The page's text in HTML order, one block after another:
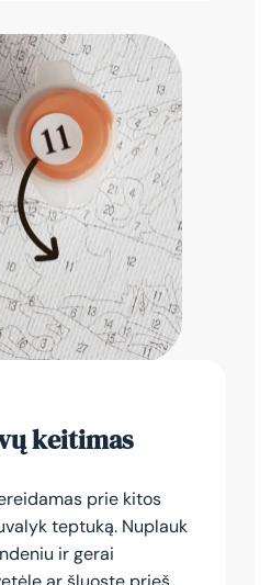
keitimas
prie kitos
teptuką. Nuplauk
ir gerai